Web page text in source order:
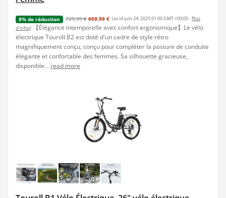
8% de réduction 729,99 € 669,99 € (as of juin 24, 2025 01:00 GMT +00:00 - Plus
d’infos)
【Élégance intemporelle avec confort ergonomique】Le vélo
électrique Touroll B2 est doté d'un cadre de style rétro
magnifiquement conçu, conçu pour compléter la posture de conduite
élégante et confortable des femmes. Sa silhouette gracieuse,
disponible... read more